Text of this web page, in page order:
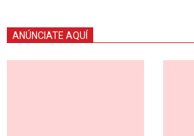
ANÚNCIATE AQUÍ